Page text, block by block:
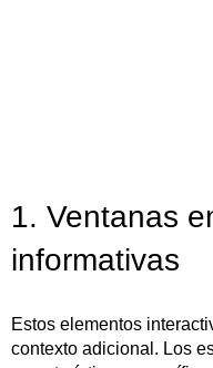
1. Ventanas
informativas
Estos elementos
contexto adicional. Los